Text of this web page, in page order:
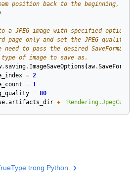
position back to the beginning,
a JPEG image with specified options.
page only and set the JPEG quality
to pass the desired SaveFormat
of image to save as.
. saving. ImageSaveOptions (aw.SaveFormat
= 2
= 1
= 80
.artifacts_dir +
trong Python